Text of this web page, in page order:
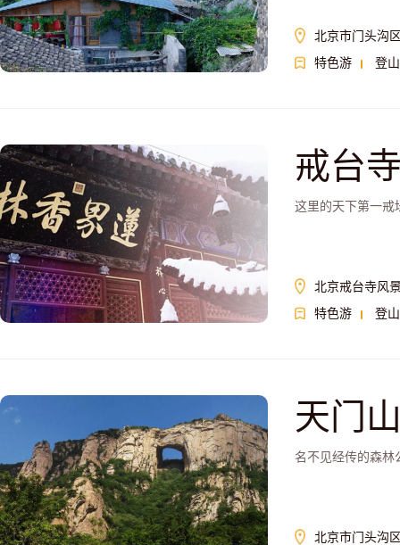
北京市门头沟
特色游
登山
戒台
这里的天下第一戒
北京戒台寺风
特色游
登山
天门
名不见经传的森林
北京市门头沟